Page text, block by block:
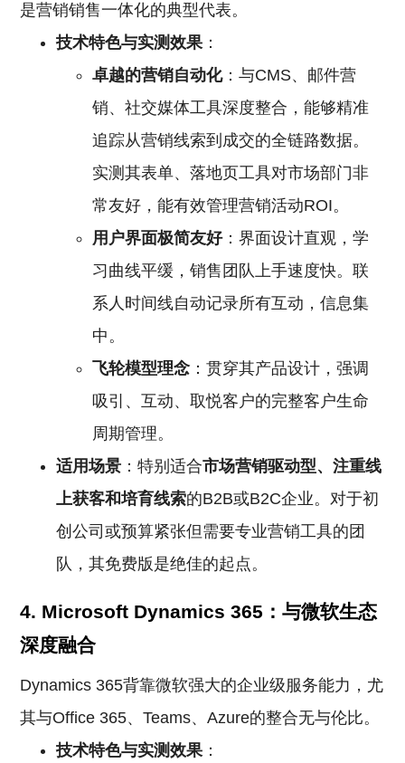
是营销销售一体化的典型代表。
技术特色与实测效果：
卓越的营销自动化：与CMS、邮件营
销、社交媒体工具深度整合，能够精准
追踪从营销线索到成交的全链路数据。
实测其表单、落地页工具对市场部门非
常友好，能有效管理营销活动ROI。
用户界面极简友好：界面设计直观，学
习曲线平缓，销售团队上手速度快。联
系人时间线自动记录所有互动，信息集
中。
飞轮模型理念：贯穿其产品设计，强调
吸引、互动、取悦客户的完整客户生命
周期管理。
适用场景 ：特别适合市场营销驱动型、注重线
上获客和培育线索的B2B或B2C企业。对于初
创公司或预算紧张但需要专业营销工具的团
队，其免费版是绝佳的起点。
4. Microsoft Dynamics 365：与微软生态
深度融合
Dynamics 365背靠微软强大的企业级服务能力，尤
其与Office 365、Teams、Azure的整合无与伦比。
技术特色与实测效果：